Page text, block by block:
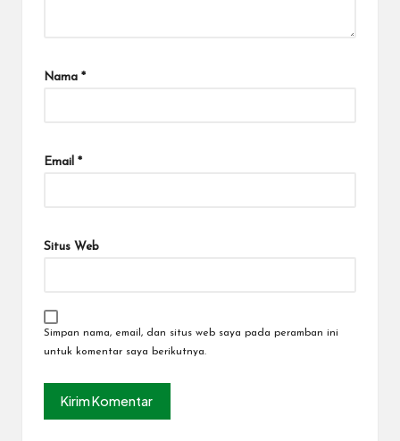
Nama *
Email *
Situs Web
Simpan nama, email, dan situs web saya pada peramban ini
untuk komentar saya berikutnya.